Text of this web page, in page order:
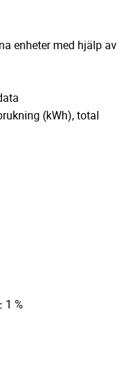
enheter med hjälp av
(kWh), total
1 %